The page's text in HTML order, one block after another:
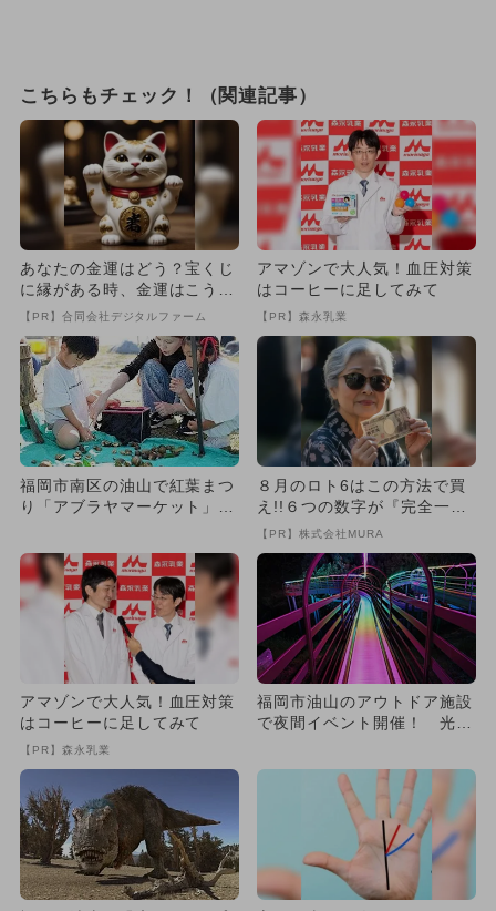
こちらもチェック！（関連記事）
あなたの金運はどう？宝くじ
に縁がある時、金運はこう変
わる
【PR】合同会社デジタルファーム
アマゾンで大人気！血圧対策
はコーヒーに足してみて
【PR】森永乳業
福岡市南区の油山で紅葉まつ
り「アブラヤマーケット」開
８月のロト6はこの方法で買
え!!６つの数字が『完全一
致』する方法
【PR】株式会社MURA
アマゾンで大人気！血圧対策
はコーヒーに足してみて
【PR】森永乳業
福岡市油山のアウトドア施設
で夜間イベント開催！ 光る